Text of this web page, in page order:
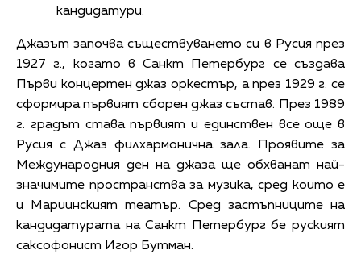
кандидатури.
Джазът започва съществуването си в Русия през
1927 г., когато в Санкт Петербург се създава
Първи концертен джаз оркестър, а през 1929 г. се
сформира първият сборен джаз състав. През 1989
г. градът става първият и единствен все още в
Русия с Джаз филхармонична зала. Проявите за
Международния ден на джаза ще обхванат най-
значимите пространства за музика, сред които е
и Мариинският театър. Сред застъпниците на
кандидатурата на Санкт Петербург бе руският
саксофонист Игор Бутман.